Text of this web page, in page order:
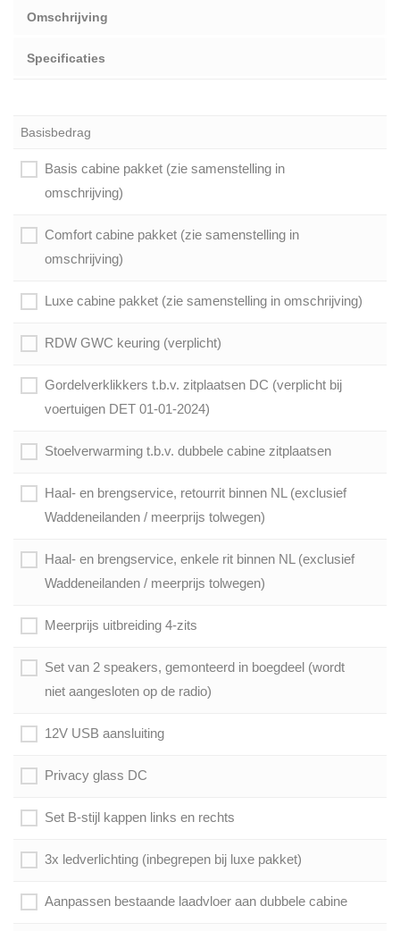
Omschrijving
Specificaties
Basisbedrag
Basis cabine pakket (zie samenstelling in
omschrijving)
Comfort cabine pakket (zie samenstelling in
omschrijving)
Luxe cabine pakket (zie samenstelling in omschrijving)
RDW GWC keuring (verplicht)
Gordelverklikkers t.b.v. zitplaatsen DC (verplicht bij
voertuigen DET 01-01-2024)
Stoelverwarming t.b.v. dubbele cabine zitplaatsen
Haal- en brengservice, retourrit binnen NL (exclusief
Waddeneilanden / meerprijs tolwegen)
Haal- en brengservice, enkele rit binnen NL (exclusief
Waddeneilanden / meerprijs tolwegen)
Meerprijs uitbreiding 4-zits
Set van 2 speakers, gemonteerd in boegdeel (wordt
niet aangesloten op de radio)
12V USB aansluiting
Privacy glass DC
Set B-stijl kappen links en rechts
3x ledverlichting (inbegrepen bij luxe pakket)
Aanpassen bestaande laadvloer aan dubbele cabine